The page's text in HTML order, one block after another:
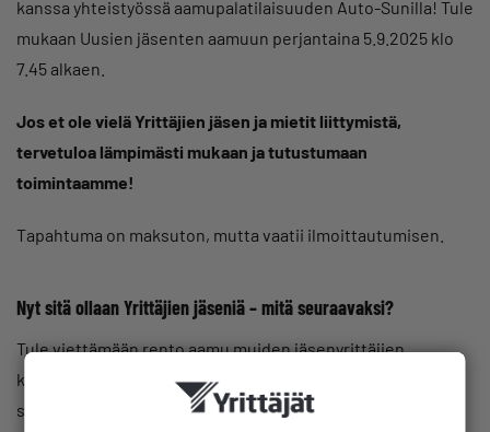
kanssa yhteistyössä aamupalatilaisuuden Auto-Sunilla! Tule
mukaan Uusien jäsenten aamuun perjantaina 5.9.2025 klo
7.45 alkaen.
Jos et ole vielä Yrittäjien jäsen ja mietit liittymistä,
tervetuloa lämpimästi mukaan ja tutustumaan
toimintaamme!
Tapahtuma on maksuton, mutta vaatii ilmoittautumisen.
Nyt sitä ollaan Yrittäjien jäseniä – mitä seuraavaksi?
Tule viettämään rento aamu muiden jäsenyrittäjien
kanssa.
Aloitamme herkullisella aamiaisella
saat oppia seuraavaa: